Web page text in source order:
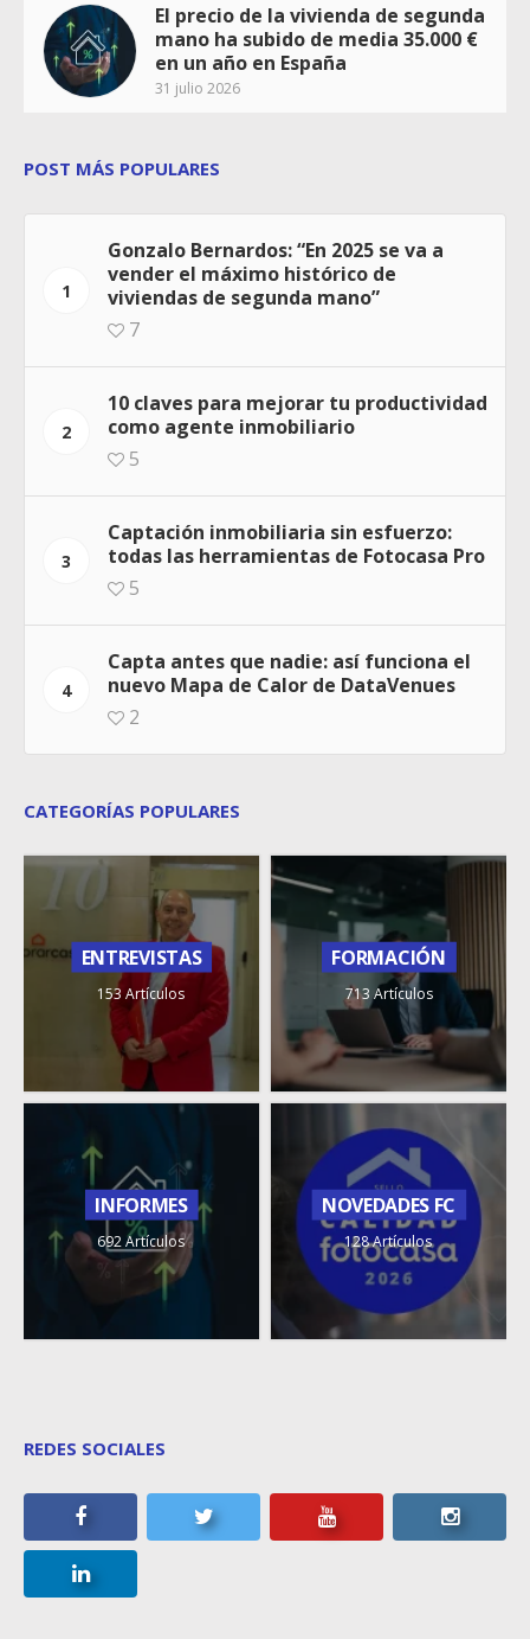
El precio de la vivienda de segunda
mano ha subido de media 35.000 €
en un año en España
31 julio 2026
POST MÁS POPULARES
1
Gonzalo Bernardos: “En 2025 se va a
vender el máximo histórico de
viviendas de segunda mano”
7
2
10 claves para mejorar tu productividad
como agente inmobiliario
5
3
Captación inmobiliaria sin esfuerzo:
todas las herramientas de Fotocasa Pro
5
4
Capta antes que nadie: así funciona el
nuevo Mapa de Calor de DataVenues
2
CATEGORÍAS POPULARES
ENTREVISTAS
153 Artículos
FORMACIÓN
713 Artículos
INFORMES
692 Artículos
NOVEDADES FC
128 Artículos
REDES SOCIALES